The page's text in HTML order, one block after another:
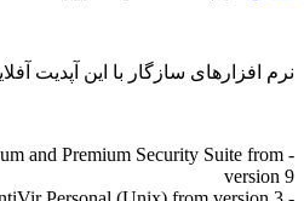
سازگار با این آپدیت آفلاین
and Premium Security Suite